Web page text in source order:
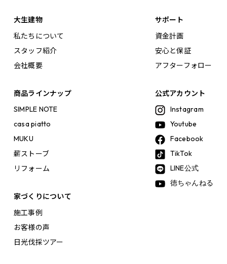
大生建物
私たちについて
スタッフ紹介
会社概要
商品ラインナップ
SIMPLE NOTE
casa piatto
MUKU
薪ストーブ
リフォーム
家づくりについて
施工事例
お客様の声
日光伐採ツアー
サポート
資金計画
安心と保証
アフターフォロー
公式アカウント
Instagram
Youtube
Facebook
TikTok
LINE公式
徳ちゃんねる